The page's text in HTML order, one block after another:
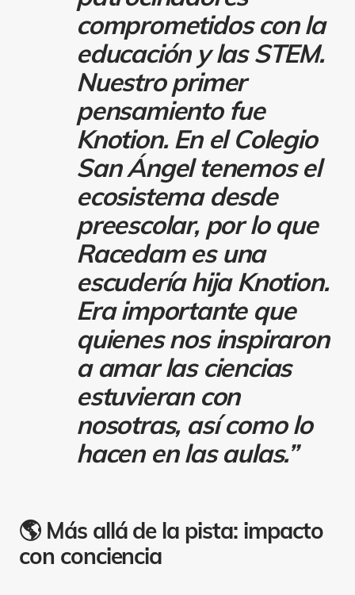
comprometidos con la
educación y las STEM.
Nuestro primer
pensamiento fue
Knotion. En el Colegio
San Ángel tenemos el
ecosistema desde
preescolar, por lo que
Racedam es una
escudería hija Knotion.
Era importante que
quienes nos inspiraron
a amar las ciencias
estuvieran con
nosotras, así como lo
hacen en las aulas.”
🌎 Más allá de la pista: impacto
con conciencia